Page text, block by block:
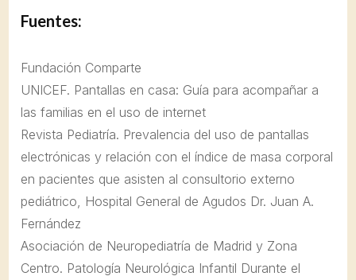
Fuentes:
Fundación Comparte
UNICEF. Pantallas en casa: Guía para acompañar a
las familias en el uso de internet
Revista Pediatría. Prevalencia del uso de pantallas
electrónicas y relación con el índice de masa corporal
en pacientes que asisten al consultorio externo
pediátrico, Hospital General de Agudos Dr. Juan A.
Fernández
Asociación de Neuropediatría de Madrid y Zona
Centro. Patología Neurológica Infantil Durante el